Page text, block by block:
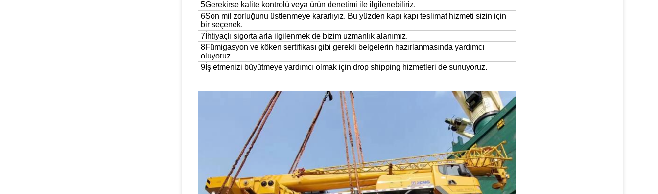
5Gerekirse kalite kontrolü veya ürün denetimi ile ilgilenebiliriz.
6Son mil zorluğunu üstlenmeye kararlıyız. Bu yüzden kapı kapı teslimat hizmeti sizin için
bir seçenek.
7İhtiyaçlı sigortalarla ilgilenmek de bizim uzmanlık alanımız.
8Fümigasyon ve köken sertifikası gibi gerekli belgelerin hazırlanmasında yardımcı
oluyoruz.
9İşletmenizi büyütmeye yardımcı olmak için drop shipping hizmetleri de sunuyoruz.